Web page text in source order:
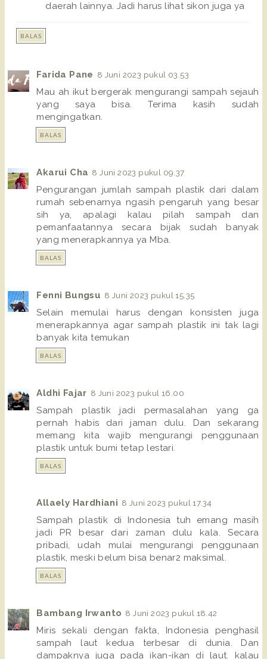
daerah lainnya. Jadi harus lihat sikon juga ya
BALAS
Farida Pane 8 Juni 2023 pukul 03.53
Mau ah ikut bergerak mengurangi sampah sejauh
yang saya bisa. Terima kasih sudah
mengingatkan.
BALAS
Akarui Cha 8 Juni 2023 pukul 09.37
Pengurangan jumlah sampah plastik dari dalam
rumah sebenarnya ngasih pengaruh yang besar
sih ya, apalagi kalau pilah sampah dan
pemanfaatannya secara bijak sudah banyak
yang menerapkannya ya Mba.
BALAS
Fenni Bungsu 8 Juni 2023 pukul 15.35
Selain memulai harus dengan konsisten juga
menerapkannya agar sampah plastik ini tak lagi
banyak kita temukan
BALAS
Aldhi Fajar 8 Juni 2023 pukul 16.00
Sampah plastik jadi permasalahan yang ga
pernah habis dari jaman dulu. Dan sekarang
memang kita wajib mengurangi penggunaan
plastik untuk bumi tetap lestari.
BALAS
Allaely Hardhiani 8 Juni 2023 pukul 17.34
Sampah plastik di Indonesia tuh emang masih
jadi PR besar dari zaman dulu kala. Secara
pribadi, udah mulai mengurangi penggunaan
plastik, meski belum bisa benar2 maksimal.
BALAS
Bambang Irwanto 8 Juni 2023 pukul 18.42
Miris sekali dengan fakta, Indonesia penghasil
sampah laut kedua terbesar di dunia. Dan
dampaknya juga pada ikan-ikan di laut. kalau